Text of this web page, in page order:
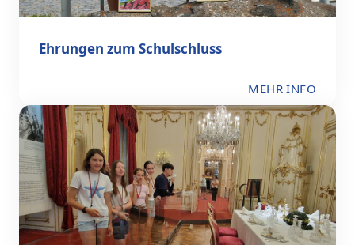
Ehrungen zum Schulschluss
MEHR INFO